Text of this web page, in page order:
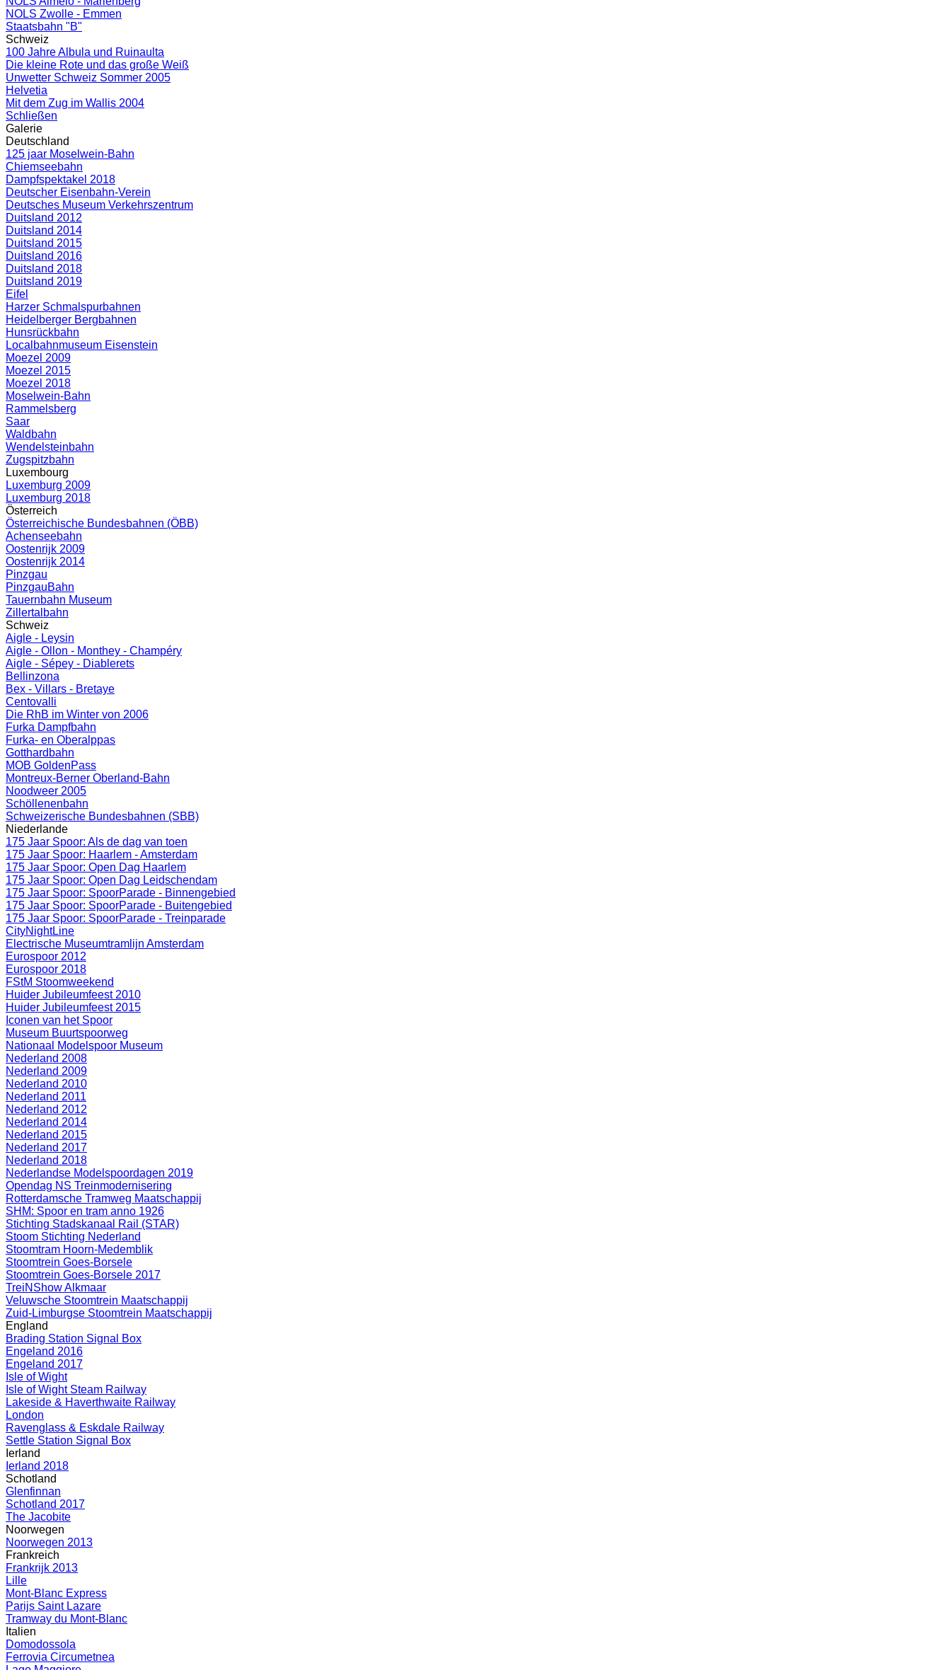
NOLS Zwolle - Emmen
Staatsbahn "B"
Schweiz
100 Jahre Albula und Ruinaulta
Die kleine Rote und das große Weiß
Unwetter Schweiz Sommer 2005
Helvetia
Mit dem Zug im Wallis 2004
Schließen
Galerie
Deutschland
125 jaar Moselwein-Bahn
Chiemseebahn
Dampfspektakel 2018
Deutscher Eisenbahn-Verein
Deutsches Museum Verkehrszentrum
Duitsland 2012
Duitsland 2014
Duitsland 2015
Duitsland 2016
Duitsland 2018
Duitsland 2019
Eifel
Harzer Schmalspurbahnen
Heidelberger Bergbahnen
Hunsrückbahn
Localbahnmuseum Eisenstein
Moezel 2009
Moezel 2015
Moezel 2018
Moselwein-Bahn
Rammelsberg
Saar
Waldbahn
Wendelsteinbahn
Zugspitzbahn
Luxembourg
Luxemburg 2009
Luxemburg 2018
Österreich
Österreichische Bundesbahnen (ÖBB)
Achenseebahn
Oostenrijk 2009
Oostenrijk 2014
Pinzgau
PinzgauBahn
Tauernbahn Museum
Zillertalbahn
Schweiz
Aigle - Leysin
Aigle - Ollon - Monthey - Champéry
Aigle - Sépey - Diablerets
Bellinzona
Bex - Villars - Bretaye
Centovalli
Die RhB im Winter von 2006
Furka Dampfbahn
Furka- en Oberalppas
Gotthardbahn
MOB GoldenPass
Montreux-Berner Oberland-Bahn
Noodweer 2005
Schöllenenbahn
Schweizerische Bundesbahnen (SBB)
Niederlande
175 Jaar Spoor: Als de dag van toen
175 Jaar Spoor: Haarlem - Amsterdam
175 Jaar Spoor: Open Dag Haarlem
175 Jaar Spoor: Open Dag Leidschendam
175 Jaar Spoor: SpoorParade - Binnengebied
175 Jaar Spoor: SpoorParade - Buitengebied
175 Jaar Spoor: SpoorParade - Treinparade
CityNightLine
Electrische Museumtramlijn Amsterdam
Eurospoor 2012
Eurospoor 2018
FStM Stoomweekend
Huider Jubileumfeest 2010
Huider Jubileumfeest 2015
Iconen van het Spoor
Museum Buurtspoorweg
Nationaal Modelspoor Museum
Nederland 2008
Nederland 2009
Nederland 2010
Nederland 2011
Nederland 2012
Nederland 2014
Nederland 2015
Nederland 2017
Nederland 2018
Nederlandse Modelspoordagen 2019
Opendag NS Treinmodernisering
Rotterdamsche Tramweg Maatschappij
SHM: Spoor en tram anno 1926
Stichting Stadskanaal Rail (STAR)
Stoom Stichting Nederland
Stoomtram Hoorn-Medemblik
Stoomtrein Goes-Borsele
Stoomtrein Goes-Borsele 2017
TreiNShow Alkmaar
Veluwsche Stoomtrein Maatschappij
Zuid-Limburgse Stoomtrein Maatschappij
England
Brading Station Signal Box
Engeland 2016
Engeland 2017
Isle of Wight
Isle of Wight Steam Railway
Lakeside & Haverthwaite Railway
London
Ravenglass & Eskdale Railway
Settle Station Signal Box
Ierland
Ierland 2018
Schotland
Glenfinnan
Schotland 2017
The Jacobite
Noorwegen
Noorwegen 2013
Frankreich
Frankrijk 2013
Lille
Mont-Blanc Express
Parijs Saint Lazare
Tramway du Mont-Blanc
Italien
Domodossola
Ferrovia Circumetnea